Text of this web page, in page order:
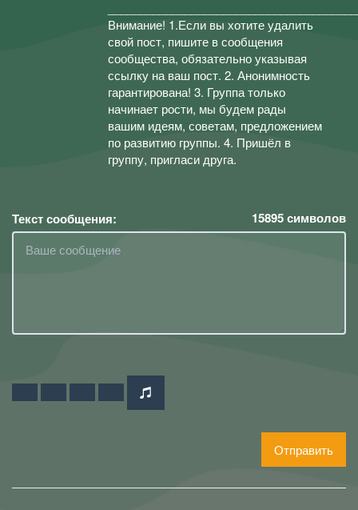
Внимание! 1.Если вы хотите удалить
свой пост, пишите в сообщения
сообщества, обязательно указывая
ссылку на ваш пост. 2. Анонимность
гарантирована! 3. Группа только
начинает рости, мы будем рады
вашим идеям, советам, предложением
по развитию группы. 4. Пришёл в
группу, пригласи друга.
Текст сообщения: 15895символов
Отправить